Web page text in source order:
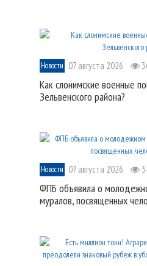
Новости 07 августа 2026
Как слонимские военные
Зельвенского района?
Новости 07 августа 2026
ФПБ объявила о
муралов, посвященных